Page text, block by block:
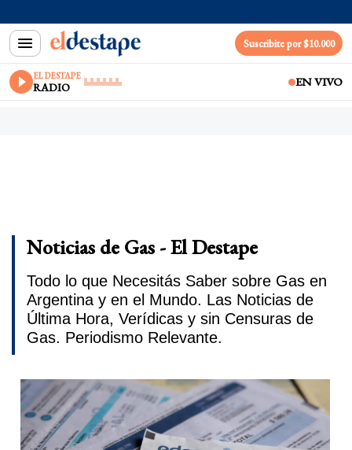
Suscribite por $10.000
EL DESTAPE
RADIO EN VIVO
Noticias de Gas - El Destape
Todo lo que Necesitás Saber sobre Gas en
Argentina y en el Mundo. Las Noticias de
Última Hora, Verídicas y sin Censuras de
Gas. Periodismo Relevante.